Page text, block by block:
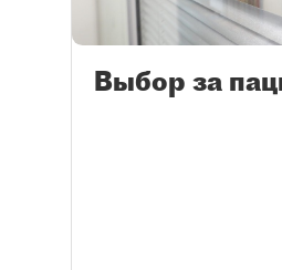
Выбор за